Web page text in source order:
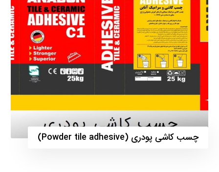
چسب کاشی پودری (Powder tile adhesive)